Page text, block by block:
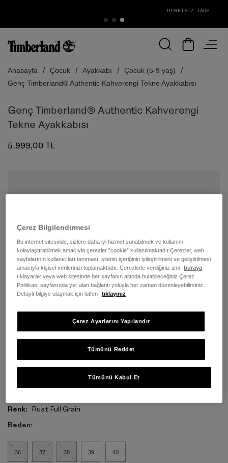
Anasayfa Çocuk Ayakkabı
Çocuk (5-9 yaş)
Genç Timberland® Authentic Kahverengi Tekne Ayakkabısı
Genç Timberland® Authentic Kahverengi
Tekne Ayakkabısı
5.999,00 TL
Renk:
Rust Full Grain
Beden:
36 37 38 39 40
Çerez Bilgilendirmesi
Bu internet sitesinde, sizlere daha iyi hizmet sunabilmek ve kullanımı
kolaylaştırabilmek amacıyla çerezler ”cookie” kullanılmaktadır.Çerezler, web
sayfalarının kullanıcıları tanıması, sitenin içeriğinin iyileştirilmesi ve geliştirilmesi
amacıyla kişisel verilerinizi toplamaktadır. Çerezlerle verdiğiniz izni
buraya
tıklayarak veya web sitesinde her sayfanın altında bulabileceğiniz Çerez
Politikası sayfasında yer alan bağlantı yoluyla her zaman düzenleyebilirsiniz.
Detaylı bilgiye ulaşmak için lütfen
tıklayınız
Tümünü Reddet
Tümünü Kabul Et
Çerez Ayarlarını Yapılandır